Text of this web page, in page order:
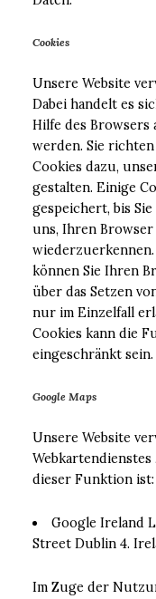
Cookies
Unsere Website
Dabei handelt es
Hilfe des Browsers
werden. Sie
Cookies dazu,
gestalten. Einige
gespeichert, bis
uns, Ihren Browser
können Sie Ihren
über das Setzen
nur im Einzelfall
Cookies kann die
eingeschränkt sein.
Google Maps
Unsere Website
Webkartendienstes
dieser Funktion ist:
Google Ireland
Street Dublin 4.
Im Zuge der